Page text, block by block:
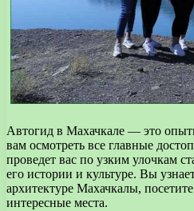
Автогид в Махачкале — это
вам осмотреть все главные
проведет вас по узким улочкам
его истории и культуре. Вы
архитектуре Махачкалы,
интересные места.